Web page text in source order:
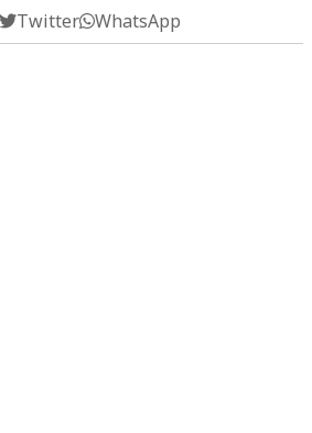
Twitter WhatsApp